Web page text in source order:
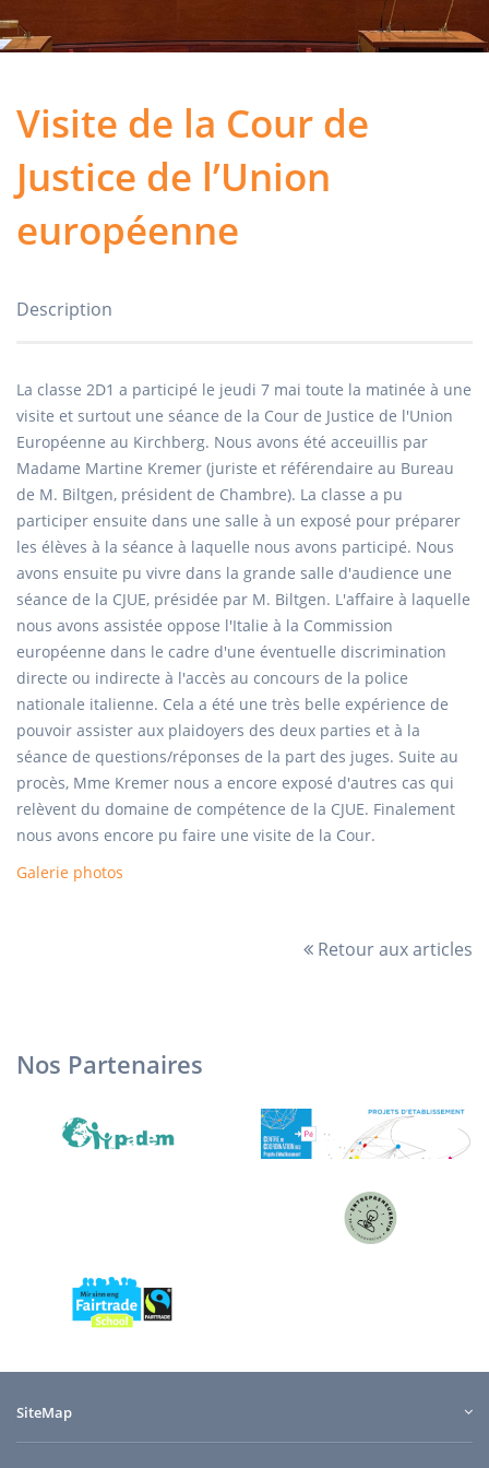
Visite de la Cour de
Justice de l’Union
européenne
Description
La classe 2D1 a participé le jeudi 7 mai toute la matinée à une
visite et surtout une séance de la Cour de Justice de l'Union
Européenne au Kirchberg. Nous avons été acceuillis par
Madame Martine Kremer (juriste et référendaire au Bureau
de M. Biltgen, président de Chambre). La classe a pu
participer ensuite dans une salle à un exposé pour préparer
les élèves à la séance à laquelle nous avons participé. Nous
avons ensuite pu vivre dans la grande salle d'audience une
séance de la CJUE, présidée par M. Biltgen. L'affaire à laquelle
nous avons assistée oppose l'Italie à la Commission
européenne dans le cadre d'une éventuelle discrimination
directe ou indirecte à l'accès au concours de la police
nationale italienne. Cela a été une très belle expérience de
pouvoir assister aux plaidoyers des deux parties et à la
séance de questions/réponses de la part des juges. Suite au
procès, Mme Kremer nous a encore exposé d'autres cas qui
relèvent du domaine de compétence de la CJUE. Finalement
nous avons encore pu faire une visite de la Cour.
Galerie photos
Retour aux articles
Nos Partenaires
SiteMap